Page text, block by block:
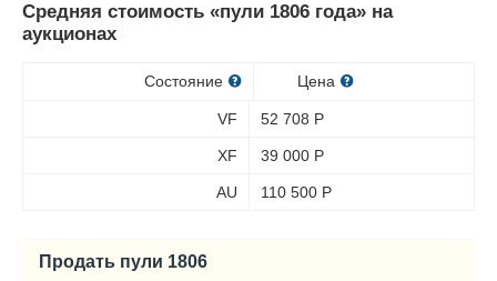
Средняя стоимость «пули 1806 года» на
аукционах
Состояние Цена
VF 52 708 Р
XF 39 000 Р
AU 110 500 Р
Продать пули 1806